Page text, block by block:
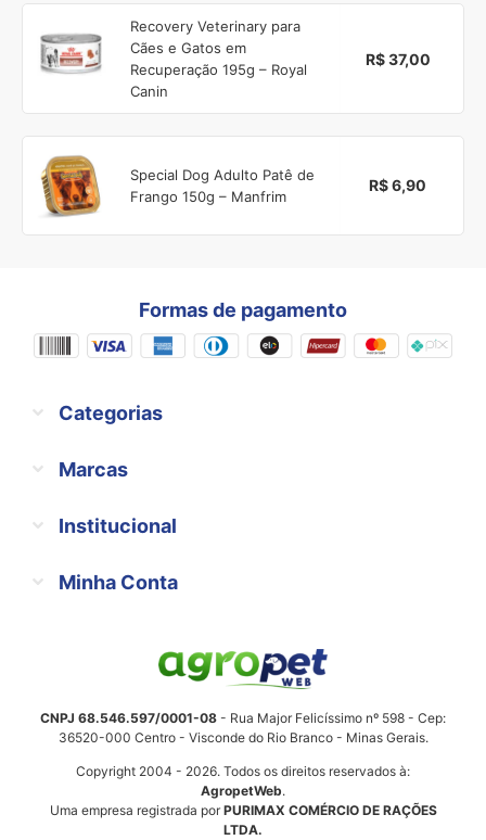
Recovery Veterinary para
Cães e Gatos em
Recuperação 195g – Royal
Canin
R$ 37,00
Special Dog Adulto Patê de
Frango 150g – Manfrim
R$ 6,90
Formas de pagamento
Categorias
Marcas
Institucional
Minha Conta
CNPJ 68.546.597/0001-08 - Rua Major Felicíssimo nº 598 - Cep:
36520-000 Centro - Visconde do Rio Branco - Minas Gerais.
Copyright 2004 - 2026. Todos os direitos reservados à:
AgropetWeb.
Uma empresa registrada porPURIMAX COMÉRCIO DE RAÇÕES
LTDA.